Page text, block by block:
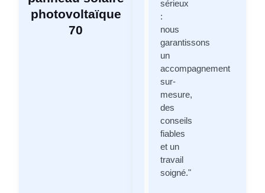
photovoltaïque
70
sérieux
:
nous
garantissons
un
accompagnement
sur-
mesure,
des
conseils
fiables
et un
travail
soigné."